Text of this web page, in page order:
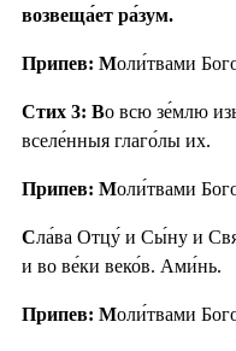
возвеща́ет ра́зум.
Припев: Моли́твами
Стих 3: Во всю зе́млю
вселе́нныя глаго́лы их.
Припев: Моли́твами
Сла́ва Отцу́ и Сы́ну и
и во ве́ки веко́в. Ами́нь.
Припев: Моли́твами